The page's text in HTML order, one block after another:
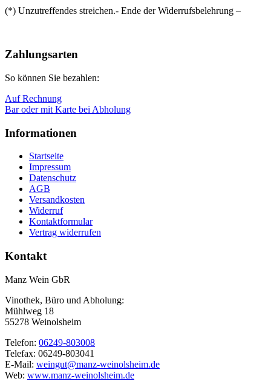
(*) Unzutreffendes streichen.- Ende der Widerrufsbelehrung –
oben
Zahlungsarten
So können Sie bezahlen:
Auf Rechnung
Bar oder mit Karte bei Abholung
Informationen
Startseite
Impressum
Datenschutz
AGB
Versandkosten
Widerruf
Kontaktformular
Vertrag widerrufen
Kontakt
Manz Wein GbR
Vinothek, Büro und Abholung:
Mühlweg 18
55278 Weinolsheim
Telefon: 06249-803008
Telefax: 06249-803041
E-Mail: weingut@manz-weinolsheim.de
Web: www.manz-weinolsheim.de